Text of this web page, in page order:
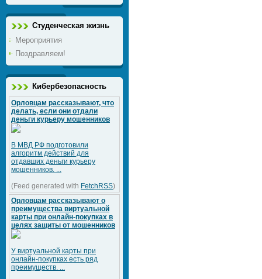
Студенческая жизнь
Мероприятия
Поздравляем!
Кибербезопасность
Орловцам рассказывают, что
делать, если они отдали
деньги курьеру мошенников
В МВД РФ подготовили
алгоритм действий для
отдавших деньги курьеру
мошенников. ...
(Feed generated with FetchRSS)
Орловцам рассказывают о
преимущества виртуальной
карты при онлайн-покупках в
целях защиты от мошенников
У виртуальной карты при
онлайн-покупках есть ряд
преимуществ. ...